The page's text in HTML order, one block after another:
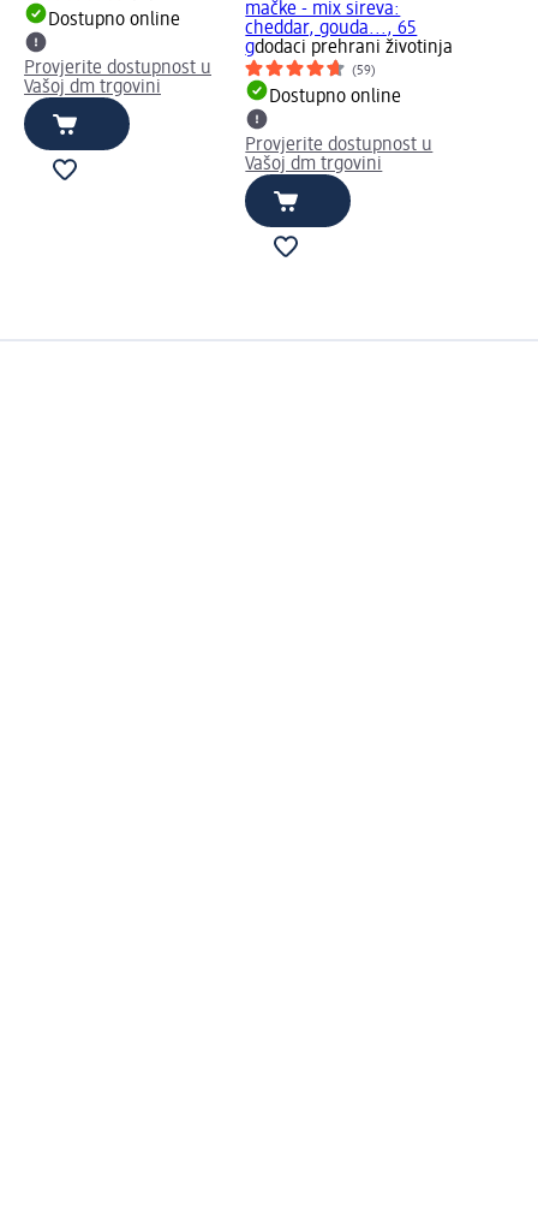
Dostupno online
Provjerite dostupnost u
Vašoj dm trgovini
mačke - mix sireva:
cheddar, gouda..., 65
gdodaci prehrani životinja
(59)
Dostupno online
Provjerite dostupnost u
Vašoj dm trgovini